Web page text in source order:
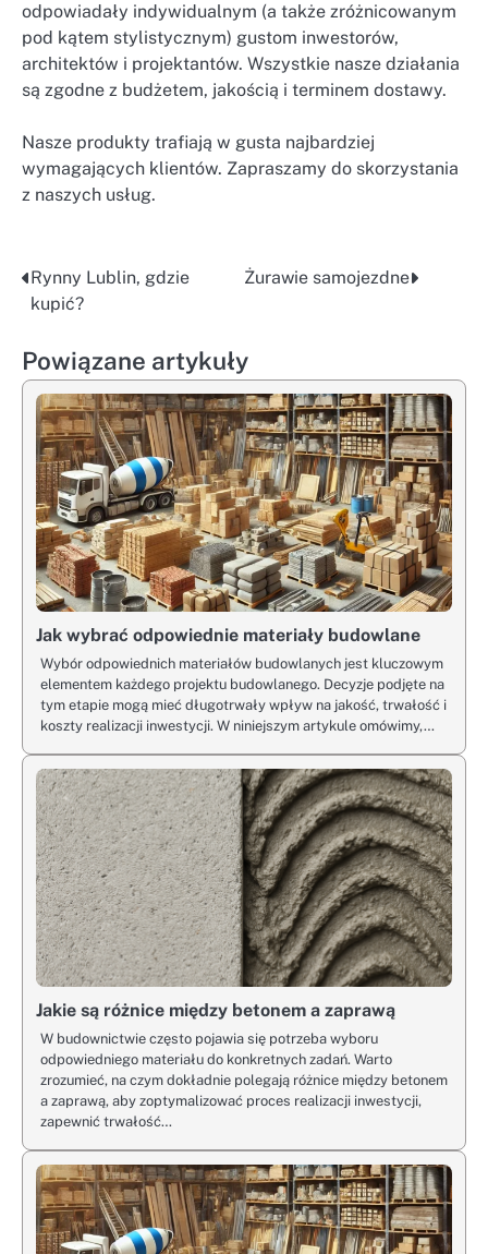
odpowiadały indywidualnym (a także zróżnicowanym
pod kątem stylistycznym) gustom inwestorów,
architektów i projektantów. Wszystkie nasze działania
są zgodne z budżetem, jakością i terminem dostawy.
Nasze produkty trafiają w gusta najbardziej
wymagających klientów. Zapraszamy do skorzystania
z naszych usług.
Nawigacja
wpisu
Rynny Lublin, gdzie
kupić?
Żurawie samojezdne
Powiązane artykuły
Jak wybrać odpowiednie materiały budowlane
Wybór odpowiednich materiałów budowlanych jest kluczowym
elementem każdego projektu budowlanego. Decyzje podjęte na
tym etapie mogą mieć długotrwały wpływ na jakość, trwałość i
koszty realizacji inwestycji. W niniejszym artykule omówimy,…
Jakie są różnice między betonem a zaprawą
W budownictwie często pojawia się potrzeba wyboru
odpowiedniego materiału do konkretnych zadań. Warto
zrozumieć, na czym dokładnie polegają różnice między betonem
a zaprawą, aby zoptymalizować proces realizacji inwestycji,
zapewnić trwałość…